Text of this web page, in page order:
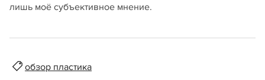
лишь моё субъективное мнение.
обзор пластика